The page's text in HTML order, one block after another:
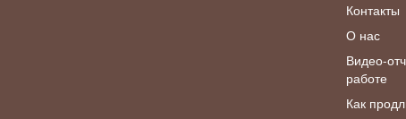
Контакты
О нас
Видео-
работе
Как